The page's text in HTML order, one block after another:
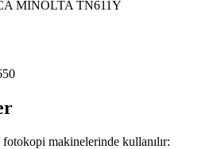
MINOLTA TN611Y
fotokopi makinelerinde kullanılır: